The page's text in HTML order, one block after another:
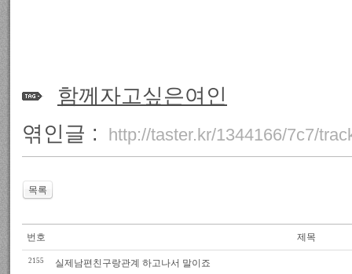
함께자고싶은여인
엮인글 :
http://taster.kr/1344166/7c7/
목록
번호 제목
2155 실제남편친구랑관계 하고나서 말이죠